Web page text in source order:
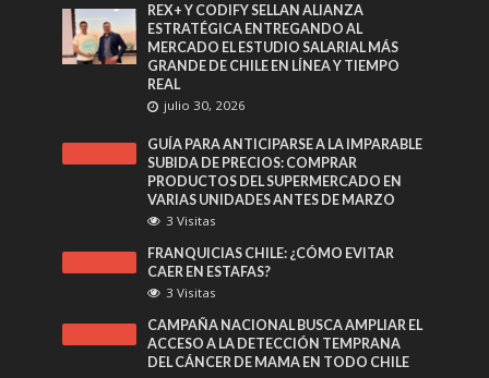
REX+ Y CODIFY SELLAN ALIANZA
ESTRATÉGICA ENTREGANDO AL
MERCADO EL ESTUDIO SALARIAL MÁS
GRANDE DE CHILE EN LÍNEA Y TIEMPO
REAL
julio 30, 2026
GUÍA PARA ANTICIPARSE A LA IMPARABLE
SUBIDA DE PRECIOS: COMPRAR
PRODUCTOS DEL SUPERMERCADO EN
VARIAS UNIDADES ANTES DE MARZO
3 Visitas
FRANQUICIAS CHILE: ¿CÓMO EVITAR
CAER EN ESTAFAS?
3 Visitas
CAMPAÑA NACIONAL BUSCA AMPLIAR EL
ACCESO A LA DETECCIÓN TEMPRANA
DEL CÁNCER DE MAMA EN TODO CHILE